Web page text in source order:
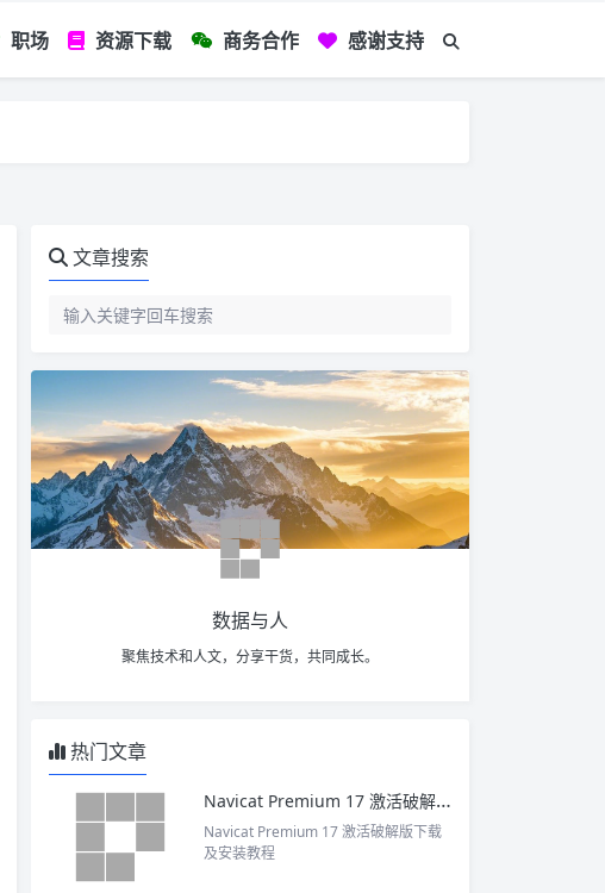
职场 资源下载 商务合作 感谢支持
文章搜索
数据与人
聚焦技术和人文，分享干货，共同成长。
热门文章
Navicat Premium 17 激活破解版下载及安装教程
Navicat Premium 17 激活破解版下载
及安装教程